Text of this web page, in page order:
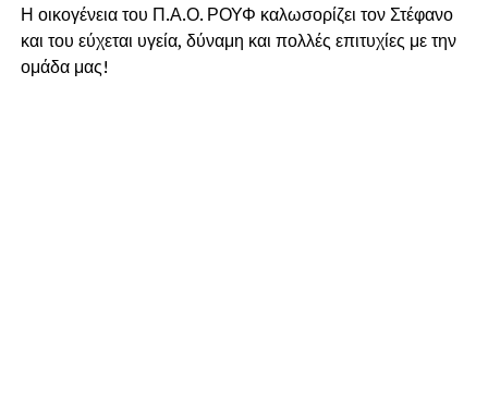
Η οικογένεια του Π.Α.Ο. ΡΟΥΦ καλωσορίζει τον Στέφανο
και του εύχεται υγεία, δύναμη και πολλές επιτυχίες με την
ομάδα μας!